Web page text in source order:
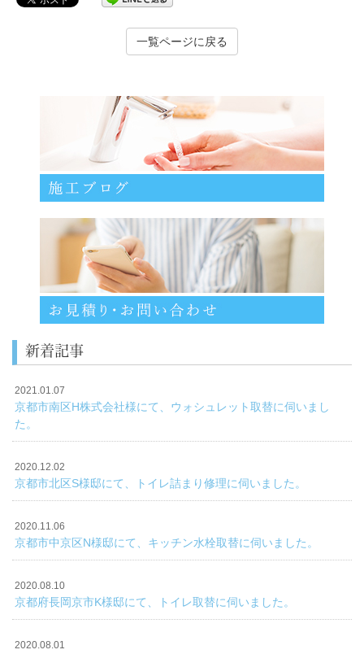
一覧ページに戻る
新着記事
2021.01.07
京都市南区H株式会社様にて、ウォシュレット取替に伺いまし
た。
2020.12.02
京都市北区S様邸にて、トイレ詰まり修理に伺いました。
2020.11.06
京都市中京区N様邸にて、キッチン水栓取替に伺いました。
2020.08.10
京都府長岡京市K様邸にて、トイレ取替に伺いました。
2020.08.01